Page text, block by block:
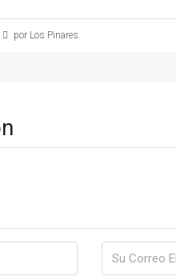
por Los Pinares